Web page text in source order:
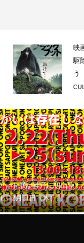
映
駆
う
ート展が神戸に初上陸！
」2月21日（木）...